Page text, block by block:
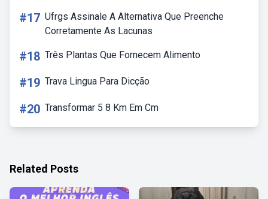
#17 Ufrgs Assinale A Alternativa Que Preenche
Corretamente As Lacunas
#18 Três Plantas Que Fornecem Alimento
#19 Trava Lingua Para Dicção
#20 Transformar 5 8 Km Em Cm
Related Posts